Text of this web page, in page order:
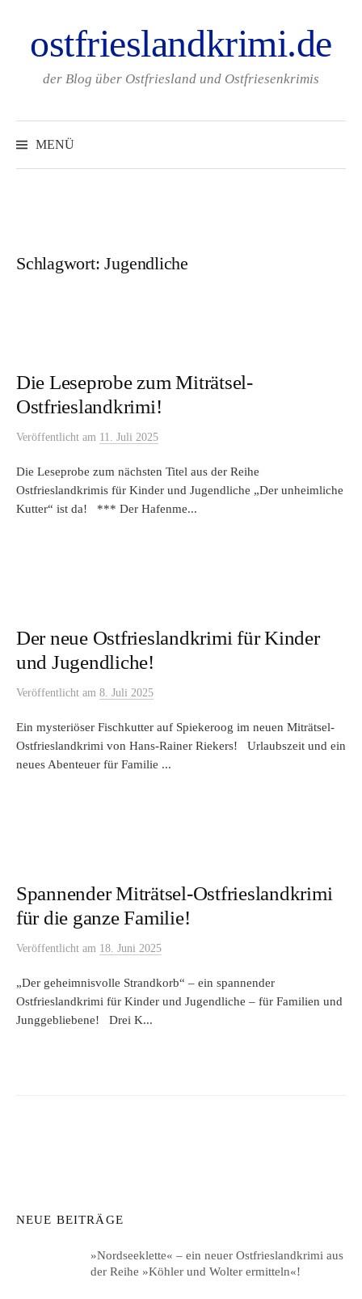
überspringen
ostfrieslandkrimi.de
der Blog über Ostfriesland und Ostfriesenkrimis
MENÜ
Schlagwort:Jugendliche
Die Leseprobe zum Miträtsel-
Ostfrieslandkrimi!
Veröffentlicht am 11. Juli 2025
Die Leseprobe zum nächsten Titel aus der Reihe
Ostfrieslandkrimis für Kinder und Jugendliche „Der unheimliche
Kutter“ ist da! *** Der Hafenme...
Der neue Ostfrieslandkrimi für Kinder
und Jugendliche!
Veröffentlicht am 8. Juli 2025
Ein mysteriöser Fischkutter auf Spiekeroog im neuen Miträtsel-
Ostfrieslandkrimi von Hans-Rainer Riekers! Urlaubszeit und ein
neues Abenteuer für Familie ...
Spannender Miträtsel-Ostfrieslandkrimi
für die ganze Familie!
Veröffentlicht am 18. Juni 2025
„Der geheimnisvolle Strandkorb“ – ein spannender
Ostfrieslandkrimi für Kinder und Jugendliche – für Familien und
Junggebliebene! Drei K...
NEUE BEITRÄGE
»Nordseeklette« – ein neuer Ostfrieslandkrimi aus
der Reihe »Köhler und Wolter ermitteln«!